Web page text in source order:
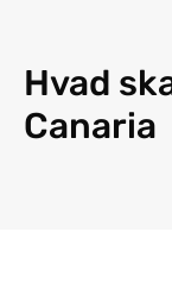
Hvad
Canaria